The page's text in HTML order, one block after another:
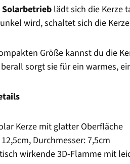
Solarbetrieb lädt sich die Kerze
wird, schaltet sich die
Größe kannst du die
sorgt sie für ein warmes,
Kerze mit glatter Oberfläche
Durchmesser: 7,5cm
wirkende 3D-Flamme mit